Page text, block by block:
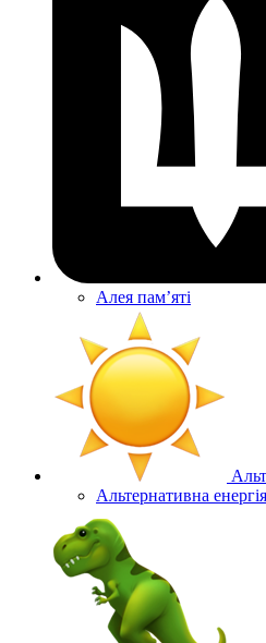
Алея памʼяті
Альтернативна енергія